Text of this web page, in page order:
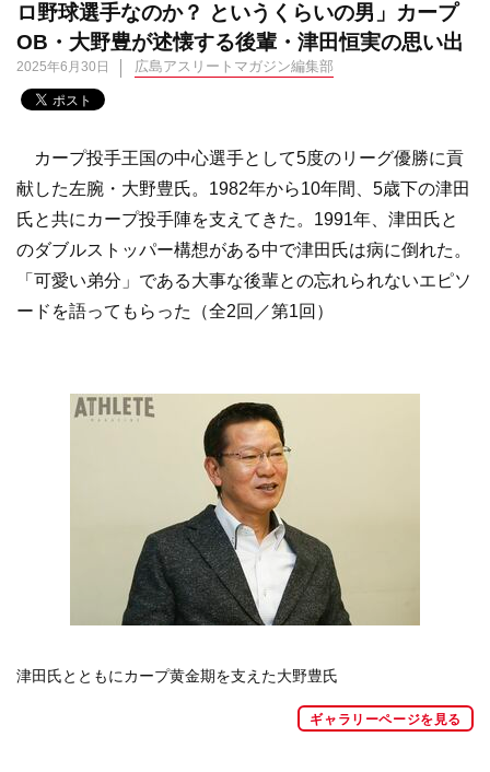
ロ野球選手なのか？ というくらいの男」カープ
OB・大野豊が述懐する後輩・津田恒実の思い出
2025年6月30日 広島アスリートマガジン編集部
カープ投手王国の中心選手として5度のリーグ優勝に貢
献した左腕・大野豊氏。1982年から10年間、5歳下の津田
氏と共にカープ投手陣を支えてきた。1991年、津田氏と
のダブルストッパー構想がある中で津田氏は病に倒れた。
「可愛い弟分」である大事な後輩との忘れられないエピソ
ードを語ってもらった（全2回／第1回）
津田氏とともにカープ黄金期を支えた大野豊氏
ギャラリーページを見る